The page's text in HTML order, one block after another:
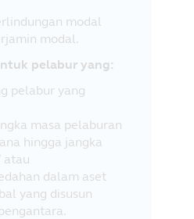
modal
modal.
pelabur yang:
pelabur yang
masa pelaburan
hingga jangka
atau
dalam aset
yang disusun